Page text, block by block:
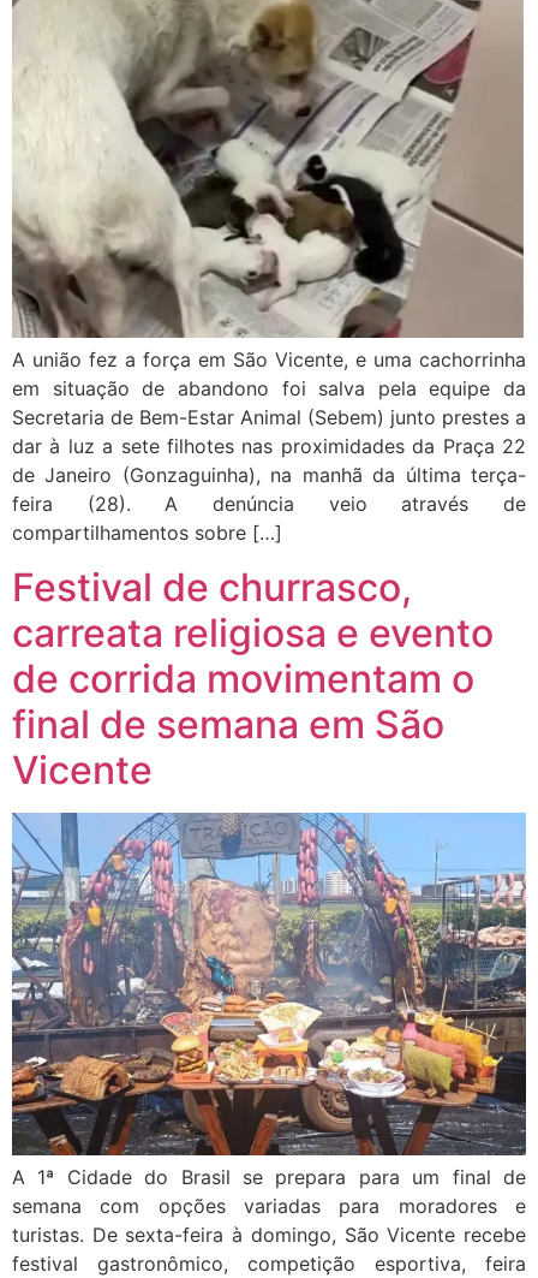
A união fez a força em São Vicente, e uma cachorrinha
em situação de abandono foi salva pela equipe da
Secretaria de Bem-Estar Animal (Sebem) junto prestes a
dar à luz a sete filhotes nas proximidades da Praça 22
de Janeiro (Gonzaguinha), na manhã da última terça-
feira (28). A denúncia veio através de
compartilhamentos sobre […]
Festival de churrasco,
carreata religiosa e evento
de corrida movimentam o
final de semana em São
Vicente
A 1ª Cidade do Brasil se prepara para um final de
semana com opções variadas para moradores e
turistas. De sexta-feira à domingo, São Vicente recebe
festival gastronômico, competição esportiva, feira